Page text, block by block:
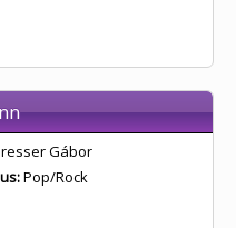
Gábor
Pop/Rock